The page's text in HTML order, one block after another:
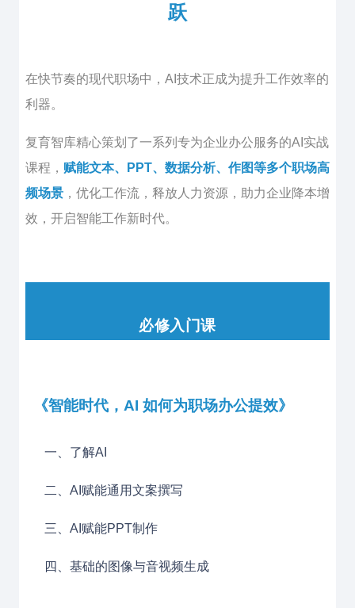
跃
在快节奏的现代职场中，AI技术正成为提升工作效率的
利器。
复育智库精心策划了一系列专为企业办公服务的AI实战
课程， 赋能文本、PPT、数据分析、作图等多个职场高
频场景 ，优化工作流，释放人力资源，助力企业降本增
效，开启智能工作新时代。
必修入门课
《智能时代，AI 如何为职场办公提效》
一、了解AI
二、AI赋能通用文案撰写
三、AI赋能PPT制作
四、基础的图像与音视频生成